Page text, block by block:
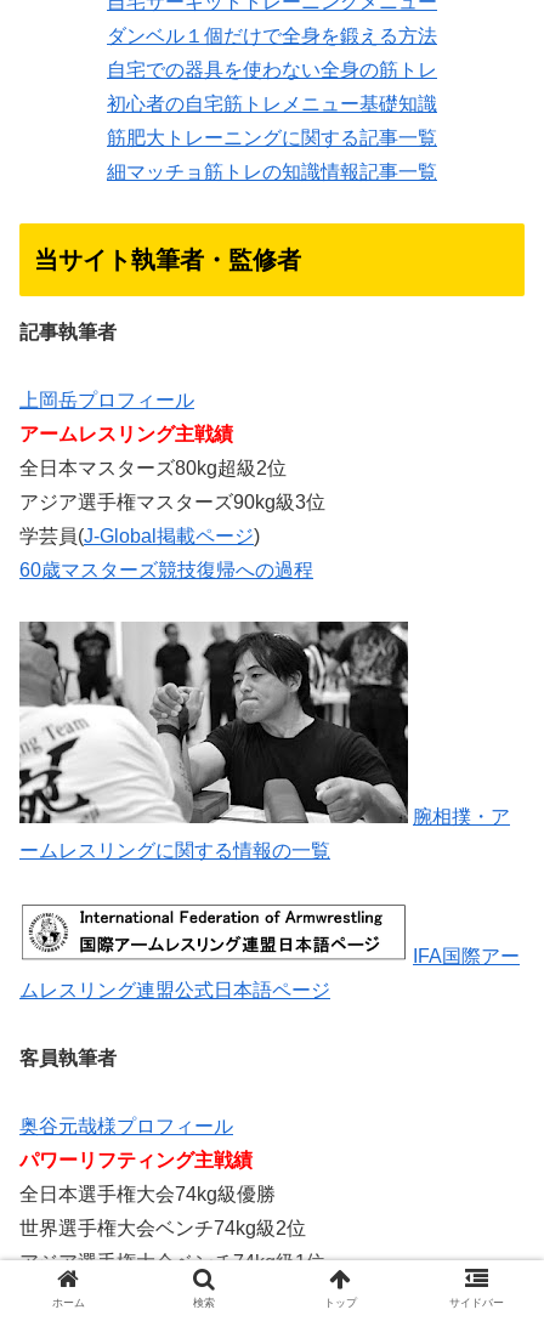
ダンベル１個だけで全身を鍛える方法
自宅での器具を使わない全身の筋トレ
初心者の自宅筋トレメニュー基礎知識
筋肥大トレーニングに関する記事一覧
細マッチョ筋トレの知識情報記事一覧
当サイト執筆者・監修者
記事執筆者
上岡岳プロフィール
アームレスリング主戦績
全日本マスターズ80kg超級2位
アジア選手権マスターズ90kg級3位
学芸員(J-Global掲載ページ)
60歳マスターズ競技復帰への過程
腕相撲・ア
ームレスリングに関する情報の一覧
IFA国際アー
ムレスリング連盟公式日本語ページ
客員執筆者
奥谷元哉様プロフィール
パワーリフティング主戦績
全日本選手権大会74kg級優勝
世界選手権大会ベンチ74kg級2位
アジア選手権大会ベンチ74kg級1位
世界マスターズベンチ74kg級優勝
ホーム 検索 トップ サイドバー